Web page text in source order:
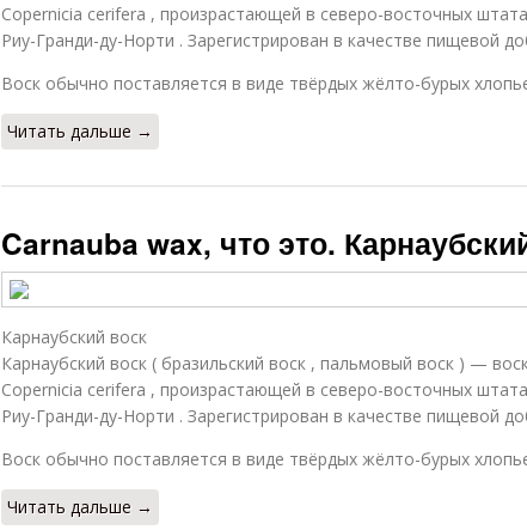
Copernicia cerifera , произрастающей в северо-восточных
Риу-Гранди-ду-Норти . Зарегистрирован в качестве пищевой
Воск обычно поставляется в виде твёрдых жёлто-бурых
Читать дальше →
Carnauba wax, что это.
Карнаубский воск
Карнаубский воск ( бразильский воск , пальмовый воск ) —
Copernicia cerifera , произрастающей в северо-восточных
Риу-Гранди-ду-Норти . Зарегистрирован в качестве пищевой
Воск обычно поставляется в виде твёрдых жёлто-бурых
Читать дальше →